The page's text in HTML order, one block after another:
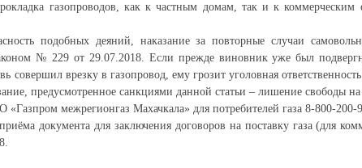
газопроводов, как к частным домам, так и к
подобных деяний, наказание за повторные случаи
№ 229 от 29.07.2018. Если прежде виновник уже был
совершил врезку в газопровод, ему грозит уголовная
предусмотренное санкциями данной статьи – лишение свободы на
межрегионгаз Махачкала» для потребителей газа 8-800-200-
документа для заключения договоров на поставку газа (для